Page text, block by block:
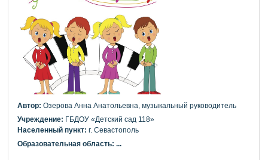
Автор:Озерова Анна Анатольевна, музыкальный руководитель
Учреждение: ГБДОУ «Детский сад 118»
Населенный пункт:г. Севастополь
Образовательная область:...